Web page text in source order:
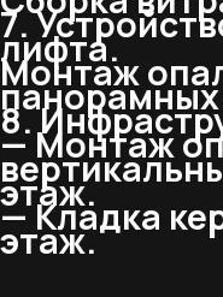
7.
лифта.
Монтаж
8.
— Монтаж
этаж.
— Кладка
этаж.